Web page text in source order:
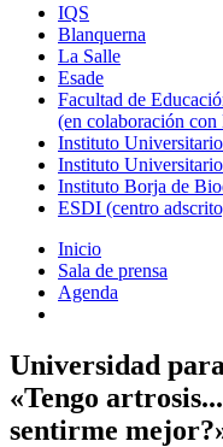
IQS
Blanquerna
La Salle
Esade
Facultad de
(en colaboración con
Instituto
Instituto
Instituto Borja de
ESDI (centro
Inicio
Sala de prensa
Agenda
Universidad
«Tengo
sentirme